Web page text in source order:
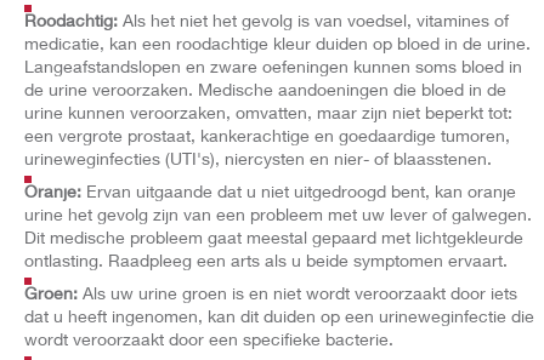
Roodachtig: Als het niet het gevolg is van voedsel, vitamines of
medicatie, kan een roodachtige kleur duiden op bloed in de urine.
Langeafstandslopen en zware oefeningen kunnen soms bloed in
de urine veroorzaken. Medische aandoeningen die bloed in de
urine kunnen veroorzaken, omvatten, maar zijn niet beperkt tot:
een vergrote prostaat, kankerachtige en goedaardige tumoren,
urineweginfecties (UTI's), niercysten en nier- of blaasstenen.
Oranje: Ervan uitgaande dat u niet uitgedroogd bent, kan oranje
urine het gevolg zijn van een probleem met uw lever of galwegen.
Dit medische probleem gaat meestal gepaard met lichtgekleurde
ontlasting. Raadpleeg een arts als u beide symptomen ervaart.
Groen: Als uw urine groen is en niet wordt veroorzaakt door iets
dat u heeft ingenomen, kan dit duiden op een urineweginfectie die
wordt veroorzaakt door een specifieke bacterie.